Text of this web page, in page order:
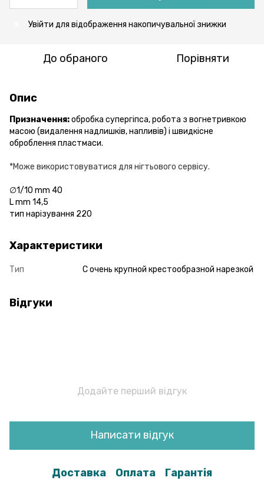
Увійти для відображення накопичувальної знижки
До обраного Порівняти
Опис
Призначення:обробка супергіпса, робота з вогнетривкою
масою (видалення надлишків, напливів) і швидкісне
оброблення пластмаси.
*Може використовуватися для нігтьового сервісу.
∅1/10 mm 40
L mm 14,5
тип нарізування 220
Характеристики
Тип С очень крупной крестообразной нарезкой
Відгуки
Додайте перший відгук
Написати відгук
Доставка Оплата Гарантія